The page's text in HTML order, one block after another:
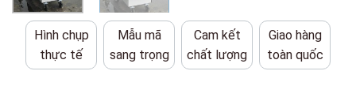
Hình chụp
thực tế
Mẫu mã
sang trọng
Cam kết
chất lượng
Giao hàng
toàn quốc